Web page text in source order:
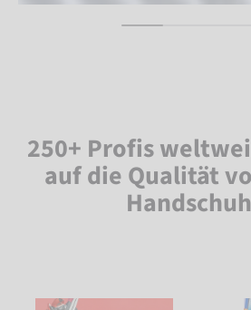
250+ Profis
auf die Qualität